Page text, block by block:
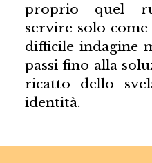
proprio quel
servire solo come
difficile indagine
passi fino alla
ricatto dello
identità.